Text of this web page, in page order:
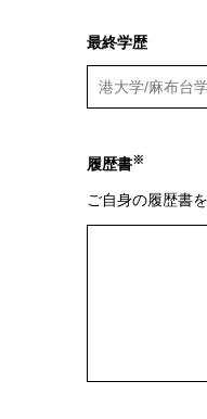
最終学歴
履歴書※
ご自身の履歴書